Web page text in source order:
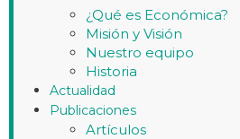
¿Qué es Económica?
Misión y Visión
Nuestro equipo
Historia
Actualidad
Publicaciones
Artículos